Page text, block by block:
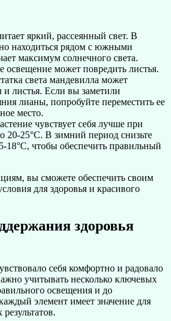
яркий, рассеянный свет. В
находиться рядом с южными
максимум солнечного света.
освещение может повредить листья.
света мандевилла может
и листья. Если вы заметили
лианы, попробуйте переместить ее
место.
чувствует себя лучше при
20-25°C. В зимний период снизьте
18°C, чтобы обеспечить правильный
вы сможете обеспечить своим
для здоровья и красивого
здоровья
себя комфортно и радовало
учитывать несколько ключевых
освещения и до
элемент имеет значение для